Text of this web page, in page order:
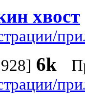
хвост
6k